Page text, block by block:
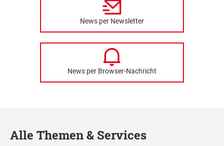
News per Newsletter
News per Browser-Nachricht
Alle Themen & Services